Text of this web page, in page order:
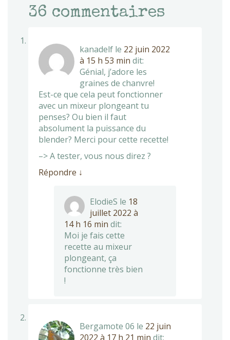
36 commentaires
kanadelf le 22 juin 2022
à 15 h 53 min dit:
Génial, j’adore les
graines de chanvre!
Est-ce que cela peut fonctionner
avec un mixeur plongeant tu
penses? Ou bien il faut
absolument la puissance du
blender? Merci pour cette recette!
–> A tester, vous nous direz ?
Répondre ↓
ElodieS le 18
juillet 2022 à
14 h 16 min dit:
Moi je fais cette
recette au mixeur
plongeant, ça
fonctionne très bien
!
Bergamote 06 le 22 juin
2022 à 17 h 21 min dit: